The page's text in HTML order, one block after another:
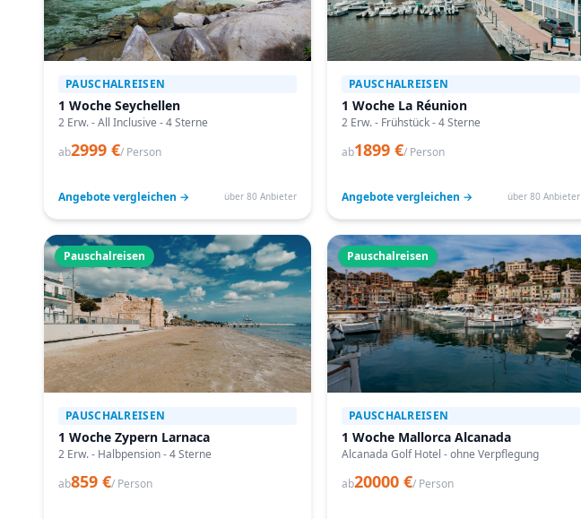
PAUSCHALREISEN
1 Woche Seychellen
2 Erw. - All Inclusive - 4 Sterne
ab2999 €/ Person
Angebote vergleichen → über 80 Anbieter
PAUSCHALREISEN
1 Woche La Réunion
2 Erw. - Frühstück - 4 Sterne
ab1899 €/ Person
Angebote vergleichen → über 80 Anbieter
Pauschalreisen
PAUSCHALREISEN
1 Woche Zypern Larnaca
2 Erw. - Halbpension - 4 Sterne
ab859 €/ Person
Pauschalreisen
PAUSCHALREISEN
1 Woche Mallorca Alcanada
Alcanada Golf Hotel - ohne Verpflegung
ab20000 €/ Person